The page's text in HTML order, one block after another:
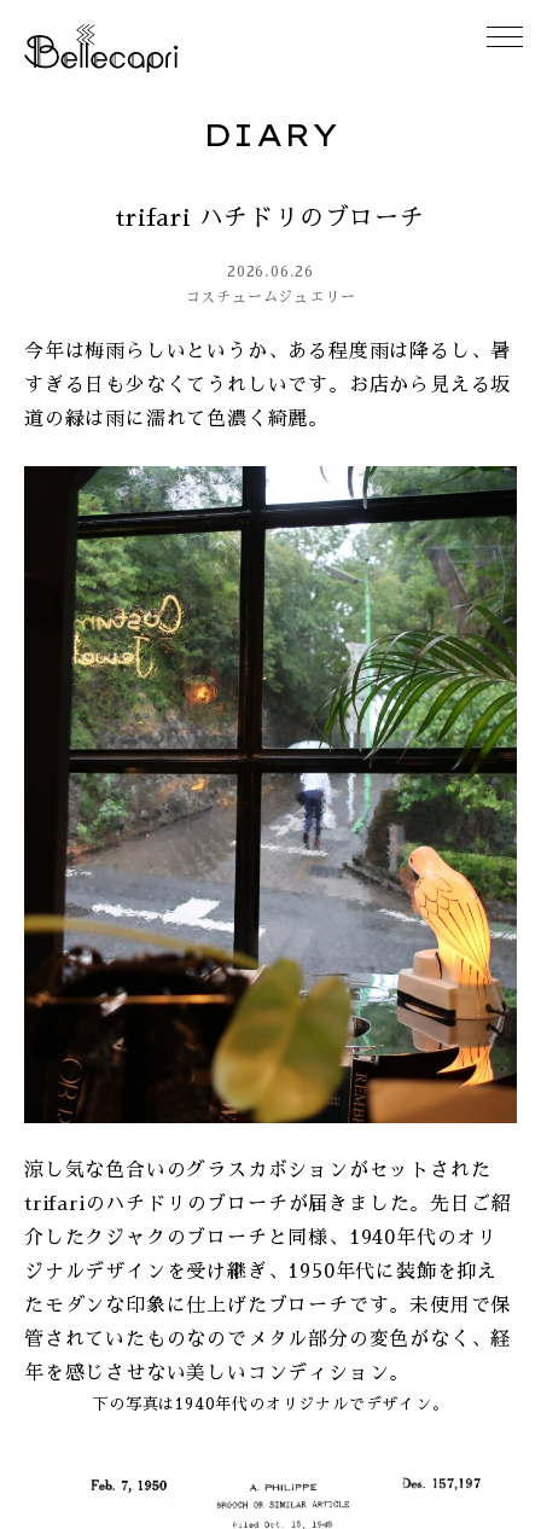
ACCESS
GALLERY
DIARY
CONTACT
ONLINE SHOP
DIARY
trifari ハチドリのブローチ
2026.06.26
コスチュームジュエリー
今年は梅雨らしいというか、ある程度雨は降るし、暑
すぎる日も少なくてうれしいです。お店から見える坂
道の緑は雨に濡れて色濃く綺麗。
涼し気な色合いのグラスカボションがセットされた
trifariのハチドリのブローチが届きました。先日ご紹
介したクジャクのブローチと同様、1940年代のオリ
ジナルデザインを受け継ぎ、1950年代に装飾を抑え
たモダンな印象に仕上げたブローチです。未使用で保
管されていたものなのでメタル部分の変色がなく、経
年を感じさせない美しいコンディション。
下の写真は1940年代のオリジナルでデザイン。